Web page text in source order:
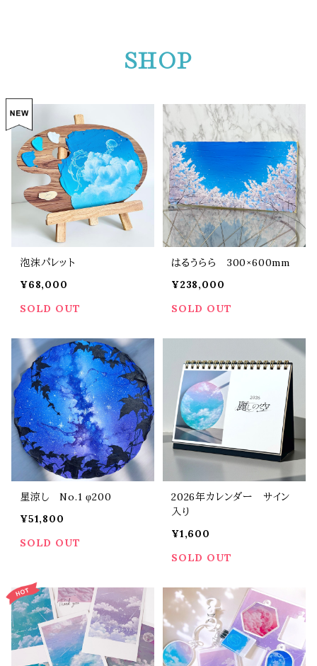
SHOP
泡沫パレット
¥68,000
SOLD OUT
はるうらら 300×600mm
¥238,000
SOLD OUT
星涼し No.1 φ200
¥51,800
SOLD OUT
2026年カレンダー サイン
入り
¥1,600
SOLD OUT